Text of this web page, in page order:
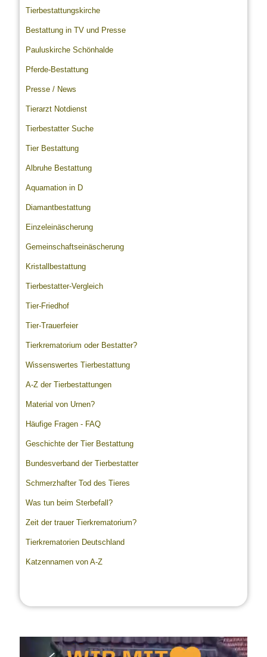
Tierbestattungskirche
Bestattung in TV und Presse
Pauluskirche Schönhalde
Pferde-Bestattung
Presse / News
Tierarzt Notdienst
Tierbestatter Suche
Tier Bestattung
Albruhe Bestattung
Aquamation in D
Diamantbestattung
Einzeleinäscherung
Gemeinschaftseinäscherung
Kristallbestattung
Tierbestatter-Vergleich
Tier-Friedhof
Tier-Trauerfeier
Tierkrematorium oder Bestatter?
Wissenswertes Tierbestattung
A-Z der Tierbestattungen
Material von Urnen?
Häufige Fragen - FAQ
Geschichte der Tier Bestattung
Bundesverband der Tierbestatter
Schmerzhafter Tod des Tieres
Was tun beim Sterbefall?
Zeit der trauer Tierkrematorium?
Tierkrematorien Deutschland
Katzennamen von A-Z